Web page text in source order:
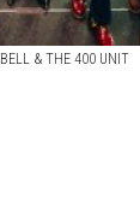
& THE 400 UNIT